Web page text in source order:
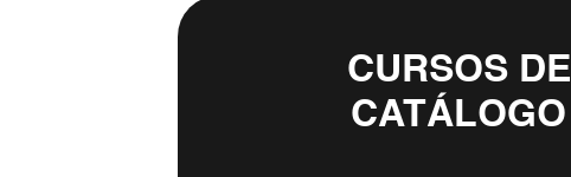
CURSOS DE
CATÁLOGO